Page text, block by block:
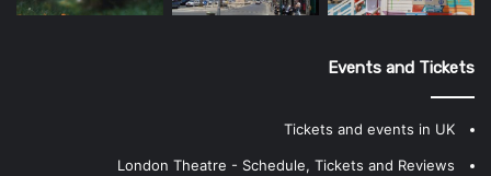
Events and Tickets
Tickets and events in UK
London Theatre - Schedule, Tickets and Reviews